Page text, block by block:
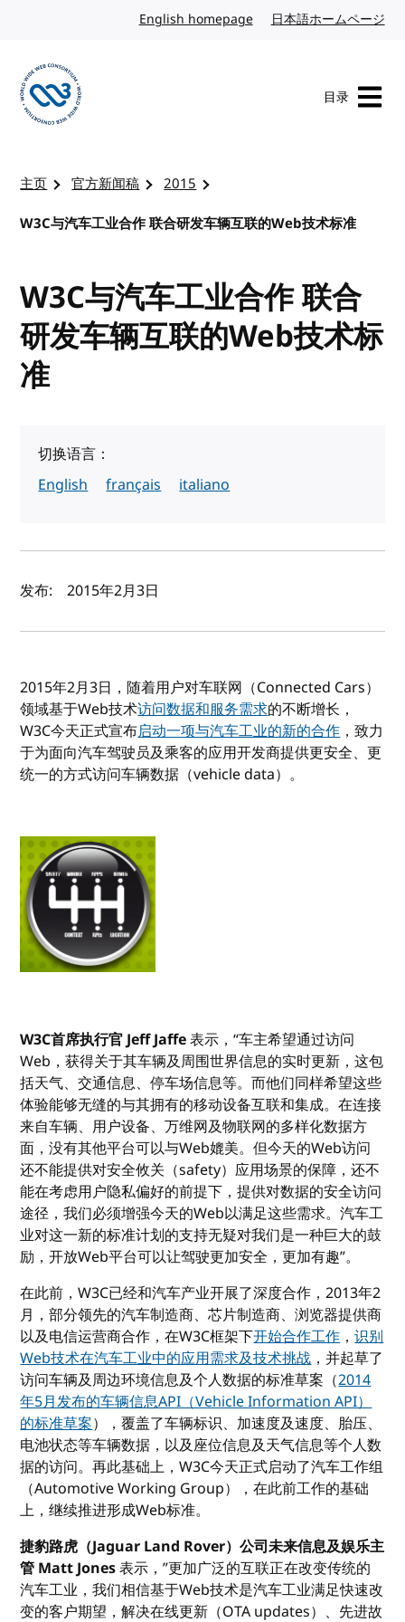
English homepage英文日本語ホームページ
目录
主页 官方新闻稿
2015
W3C与汽车工业合作 联合研发车辆互联的Web技术标准
W3C与汽车工业合作 联合
研发车辆互联的Web技术标
准
切换语言：
English
français italiano
作者及发布日期
发布: 2015年2月3日
2015年2月3日，随着用户对车联网（Connected Cars）
领域基于Web技术访问数据和服务需求的不断增长，
W3C今天正式宣布启动一项与汽车工业的新的合作，致力
于为面向汽车驾驶员及乘客的应用开发商提供更安全、更
统一的方式访问车辆数据（vehicle data）。
W3C首席执行官 Jeff Jaffe表示，“车主希望通过访问
Web，获得关于其车辆及周围世界信息的实时更新，这包
括天气、交通信息、停车场信息等。而他们同样希望这些
体验能够无缝的与其拥有的移动设备互联和集成。在连接
来自车辆、用户设备、万维网及物联网的多样化数据方
面，没有其他平台可以与Web媲美。但今天的Web访问
还不能提供对安全攸关（safety）应用场景的保障，还不
能在考虑用户隐私偏好的前提下，提供对数据的安全访问
途径，我们必须增强今天的Web以满足这些需求。汽车工
业对这一新的标准计划的支持无疑对我们是一种巨大的鼓
励，开放Web平台可以让驾驶更加安全，更加有趣”。
在此前，W3C已经和汽车产业开展了深度合作，2013年2
月，部分领先的汽车制造商、芯片制造商、浏览器提供商
以及电信运营商合作，在W3C框架下开始合作工作，识别
Web技术在汽车工业中的应用需求及技术挑战，并起草了
访问车辆及周边环境信息及个人数据的标准草案（2014
年5月发布的车辆信息API（Vehicle Information API）
的标准草案），覆盖了车辆标识、加速度及速度、胎压、
电池状态等车辆数据，以及座位信息及天气信息等个人数
据的访问。再此基础上，W3C今天正式启动了汽车工作组
（Automotive Working Group），在此前工作的基础
上，继续推进形成Web标准。
捷豹路虎（Jaguar Land Rover）公司未来信息及娱乐主
管 Matt Jones表示，”更加广泛的互联正在改变传统的
汽车工业，我们相信基于Web技术是汽车工业满足快速改
变的客户期望，解决在线更新（OTA updates）、先进故